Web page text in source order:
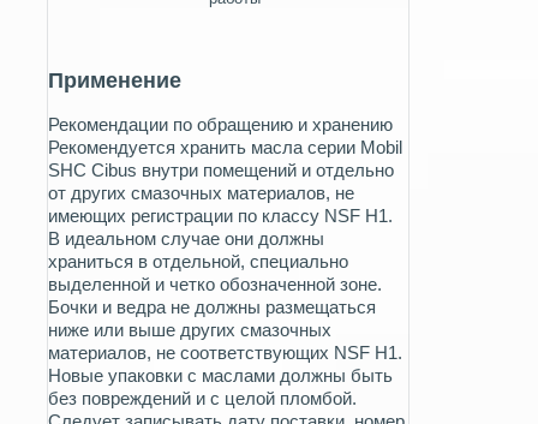
Применение
Рекомендации по обращению и хранению
Рекомендуется хранить масла серии Mobil
SHC Cibus внутри помещений и отдельно
от других смазочных материалов, не
имеющих регистрации по классу NSF H1.
В идеальном случае они должны
храниться в отдельной, специально
выделенной и четко обозначенной зоне.
Бочки и ведра не должны размещаться
ниже или выше других смазочных
материалов, не соответствующих NSF H1.
Новые упаковки с маслами должны быть
без повреждений и с целой пломбой.